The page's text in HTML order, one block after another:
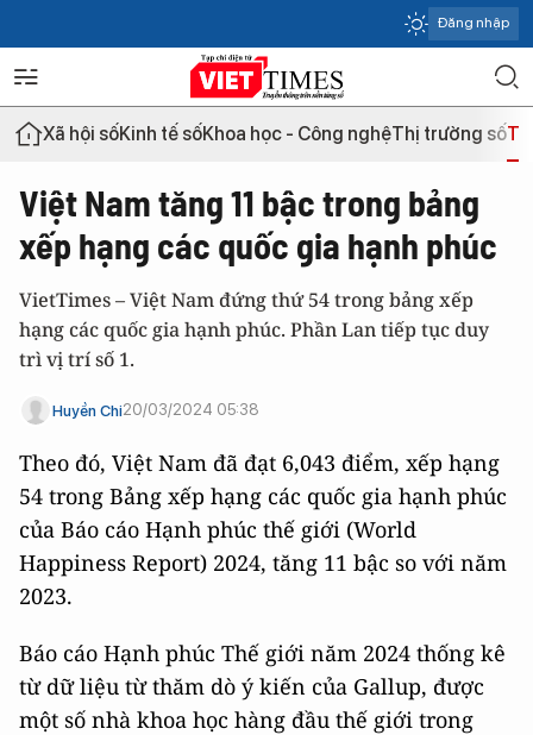
Đăng nhập
Xã hội sốKinh tế sốKhoa học - Công nghệThị trường số
Việt Nam tăng 11 bậc trong bảng
xếp hạng các quốc gia hạnh phúc
VietTimes – Việt Nam đứng thứ 54 trong bảng xếp
hạng các quốc gia hạnh phúc. Phần Lan tiếp tục duy
trì vị trí số 1.
Huyền Chi20/03/2024 05:38
Theo đó, Việt Nam đã đạt 6,043 điểm, xếp hạng
54 trong Bảng xếp hạng các quốc gia hạnh phúc
của Báo cáo Hạnh phúc thế giới (World
Happiness Report) 2024, tăng 11 bậc so với năm
2023.
Báo cáo Hạnh phúc Thế giới năm 2024 thống kê
từ dữ liệu từ thăm dò ý kiến ​​​​của Gallup, được
một số nhà khoa học hàng đầu thế giới trong